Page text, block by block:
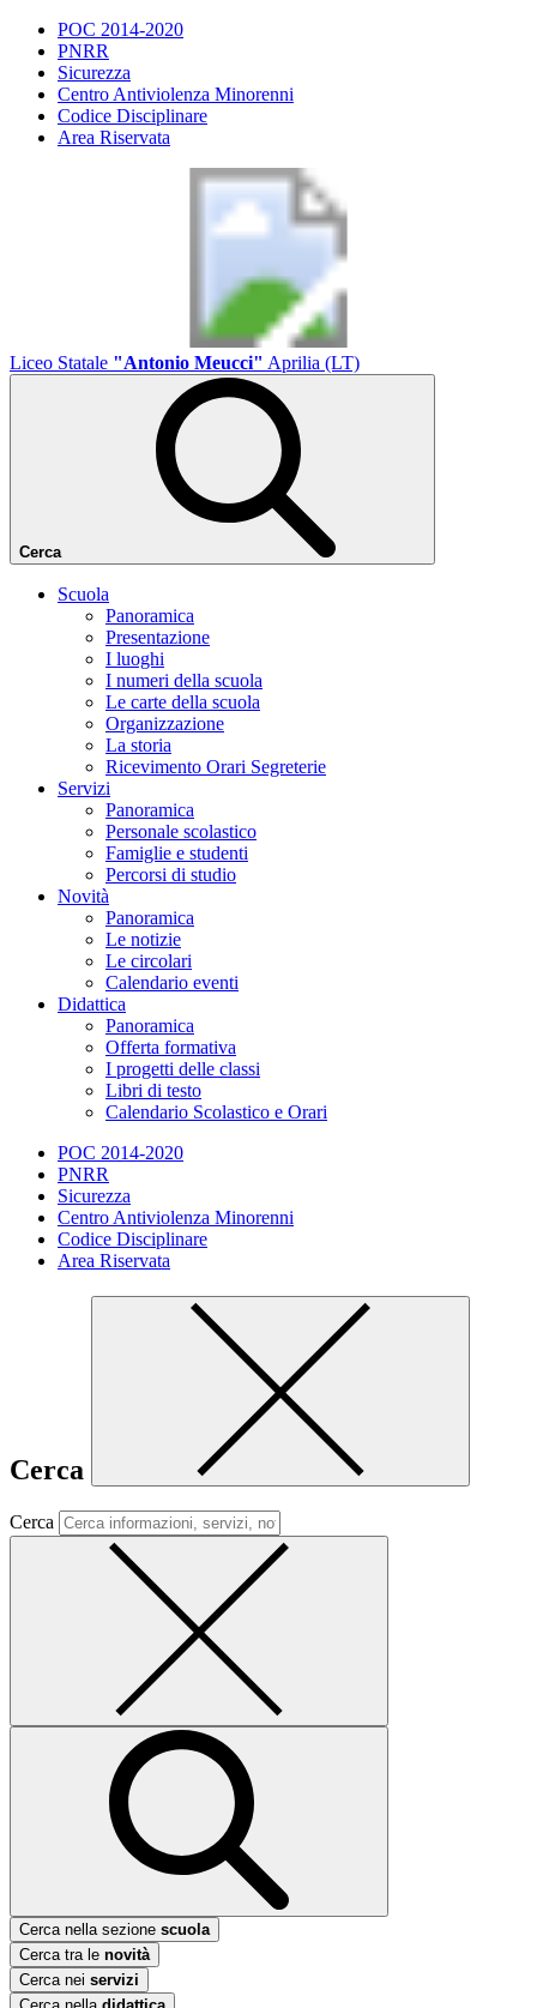
POC 2014-2020
PNRR
Sicurezza
Centro Antiviolenza Minorenni
Codice Disciplinare
Area Riservata
Liceo Statale "Antonio Meucci" Aprilia (LT)
Cerca
Scuola
Panoramica
Presentazione
I luoghi
I numeri della scuola
Le carte della scuola
Organizzazione
La storia
Ricevimento Orari Segreterie
Servizi
Panoramica
Personale scolastico
Famiglie e studenti
Percorsi di studio
Novità
Panoramica
Le notizie
Le circolari
Calendario eventi
Didattica
Panoramica
Offerta formativa
I progetti delle classi
Libri di testo
Calendario Scolastico e Orari
POC 2014-2020
PNRR
Sicurezza
Centro Antiviolenza Minorenni
Codice Disciplinare
Area Riservata
Cerca
Cerca
Cerca nella sezione scuola
Cerca tra le novità
Cerca nei servizi